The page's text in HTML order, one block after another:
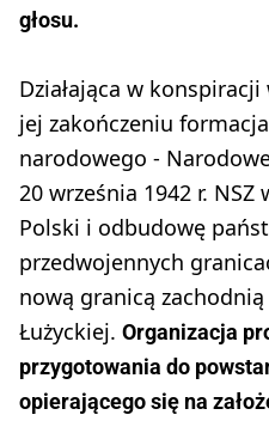
głosu.
Działająca w
jej zakończeniu
narodowego -
20 września 1942 r. NSZ
Polski i odbudowę
przedwojennych
nową granicą
Łużyckiej. Organizacja
przygotowania do
opierającego się na